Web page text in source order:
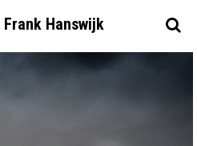
Frank Hanswijk